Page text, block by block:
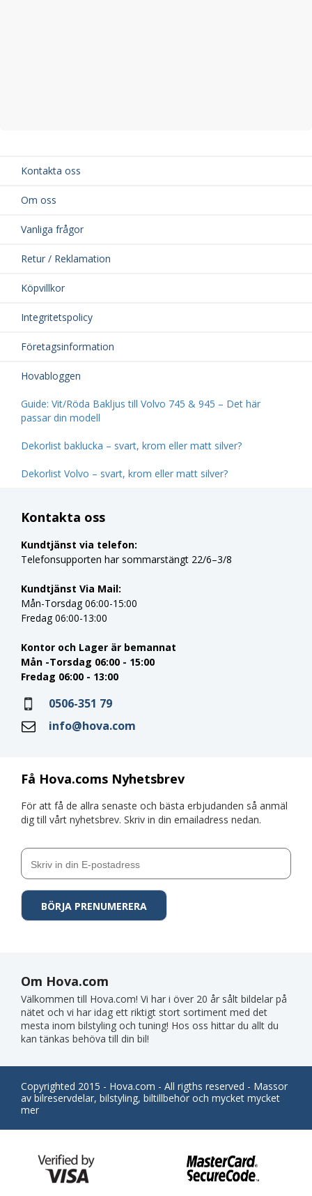
Kontakta oss
Om oss
Vanliga frågor
Retur / Reklamation
Köpvillkor
Integritetspolicy
Företagsinformation
Hovabloggen
Guide: Vit/Röda Bakljus till Volvo 745 & 945 – Det här
passar din modell
Dekorlist baklucka – svart, krom eller matt silver?
Dekorlist Volvo – svart, krom eller matt silver?
Få Hova.coms Nyhetsbrev
För att få de allra senaste och bästa erbjudanden så anmäl
dig till vårt nyhetsbrev. Skriv in din emailadress nedan.
Kontakta oss
Kundtjänst via telefon:
Telefonsupporten har sommarstängt 22/6–3/8
Kundtjänst Via Mail:
Mån-Torsdag 06:00-15:00
Fredag 06:00-13:00
Kontor och Lager är bemannat
Mån -Torsdag 06:00 - 15:00
Fredag 06:00 - 13:00
0506-351 79
info@hova.com
Om Hova.com
Välkommen till Hova.com! Vi har i över 20 år sålt bildelar på
nätet och vi har idag ett riktigt stort sortiment med det
mesta inom bilstyling och tuning! Hos oss hittar du allt du
kan tänkas behöva till din bil!
Copyrighted 2015 - Hova.com - All rigths reserved - Massor
av bilreservdelar, bilstyling, biltillbehör och mycket mycket
mer